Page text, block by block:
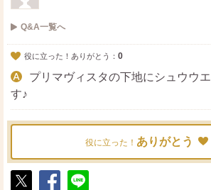
Q&A一覧へ
役に立った！ありがとう： 0
プリマヴィスタの下地にシュウウ
す♪
役に立った！ ありがとう